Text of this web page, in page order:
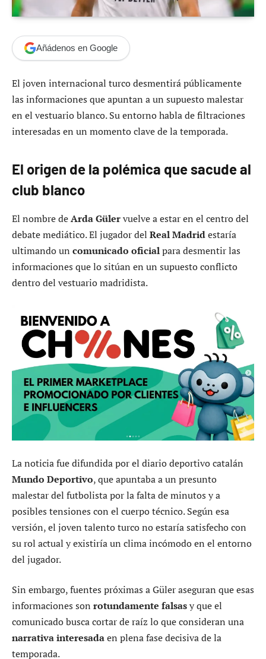
Añádenos en Google
El joven internacional turco desmentirá públicamente
las informaciones que apuntan a un supuesto malestar
en el vestuario blanco. Su entorno habla de filtraciones
interesadas en un momento clave de la temporada.
El origen de la polémica que sacude al
club blanco
El nombre deArda Gülervuelve a estar en el centro del
debate mediático. El jugador del Real Madridestaría
ultimando un comunicado oficialpara desmentir las
informaciones que lo sitúan en un supuesto conflicto
dentro del vestuario madridista.
La noticia fue difundida por el diario deportivo catalán
Mundo Deportivo, que apuntaba a un presunto
malestar del futbolista por la falta de minutos y a
posibles tensiones con el cuerpo técnico. Según esa
versión, el joven talento turco no estaría satisfecho con
su rol actual y existiría un clima incómodo en el entorno
del jugador.
Sin embargo, fuentes próximas a Güler aseguran que esas
informaciones son rotundamente falsasy que el
comunicado busca cortar de raíz lo que consideran una
narrativa interesadaen plena fase decisiva de la
temporada.